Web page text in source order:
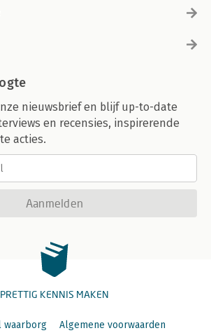
nieuwsbrief en blijf up-to-date
en recensies, inspirerende
acties.
Aanmelden
PRETTIG KENNIS MAKEN
waarborg Algemene voorwaarden